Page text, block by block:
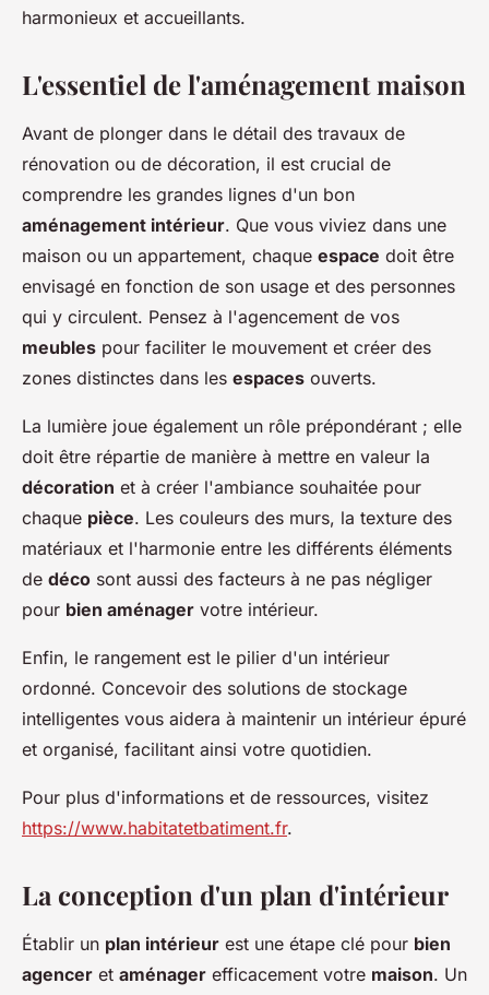
harmonieux et accueillants.
L'essentiel de l'aménagement maison
Avant de plonger dans le détail des travaux de
rénovation ou de décoration, il est crucial de
comprendre les grandes lignes d'un bon
aménagement intérieur. Que vous viviez dans une
maison ou un appartement, chaque espace doit être
envisagé en fonction de son usage et des personnes
qui y circulent. Pensez à l'agencement de vos
meubles pour faciliter le mouvement et créer des
zones distinctes dans les espaces ouverts.
La lumière joue également un rôle prépondérant ; elle
doit être répartie de manière à mettre en valeur la
décoration et à créer l'ambiance souhaitée pour
chaque pièce. Les couleurs des murs, la texture des
matériaux et l'harmonie entre les différents éléments
de déco sont aussi des facteurs à ne pas négliger
pour bien aménager votre intérieur.
Enfin, le rangement est le pilier d'un intérieur
ordonné. Concevoir des solutions de stockage
intelligentes vous aidera à maintenir un intérieur épuré
et organisé, facilitant ainsi votre quotidien.
Pour plus d'informations et de ressources, visitez
https://www.habitatetbatiment.fr.
La conception d'un plan d'intérieur
Établir un plan intérieur est une étape clé pour bien
agencer et aménager efficacement votre maison. Un